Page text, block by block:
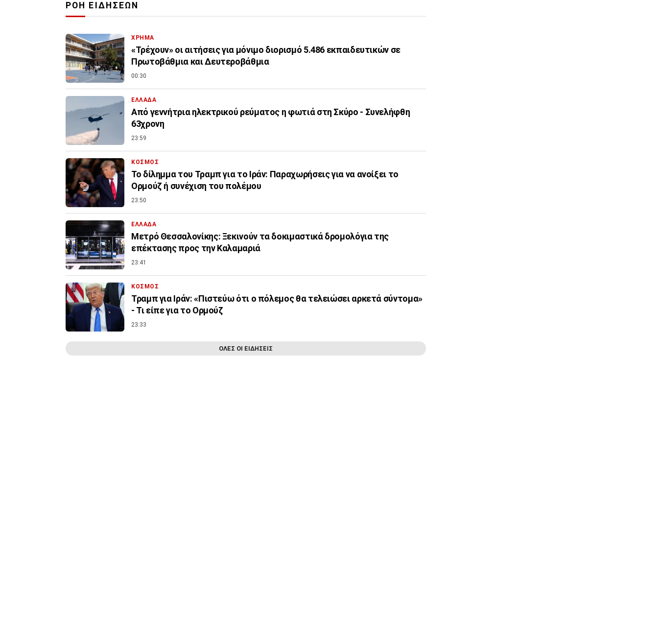
ΡΟΗ ΕΙΔΗΣΕΩΝ
ΧΡΗΜΑ
«Τρέχουν» οι αιτήσεις για μόνιμο διορισμό 5.486 εκπαιδευτικών σε
Πρωτοβάθμια και Δευτεροβάθμια
00:30
ΕΛΛΑΔΑ
Από γεννήτρια ηλεκτρικού ρεύματος η φωτιά στη Σκύρο - Συνελήφθη
63χρονη
23:59
ΚΟΣΜΟΣ
Το δίλημμα του Τραμπ για το Ιράν: Παραχωρήσεις για να ανοίξει το
Ορμούζ ή συνέχιση του πολέμου
23:50
ΕΛΛΑΔΑ
Μετρό Θεσσαλονίκης: Ξεκινούν τα δοκιμαστικά δρομολόγια της
επέκτασης προς την Καλαμαριά
23:41
ΚΟΣΜΟΣ
Τραμπ για Ιράν: «Πιστεύω ότι ο πόλεμος θα τελειώσει αρκετά σύντομα»
- Τι είπε για το Ορμούζ
23:33
ΟΛΕΣ ΟΙ ΕΙΔΗΣΕΙΣ